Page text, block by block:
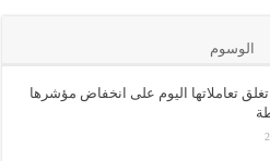
الوسوم
تعاملاتها اليوم على انخفاض مؤشرها